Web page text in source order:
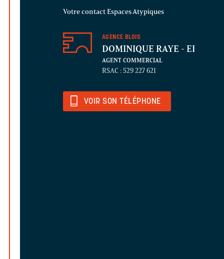
Votre contact Espaces Atypiques
AGENCE BLOIS
DOMINIQUE RAYE - EI
AGENT COMMERCIAL
RSAC : 529 227 621
VOIR SON TÉLÉPHONE